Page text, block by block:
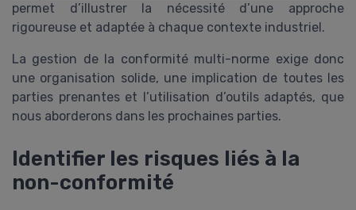
permet d’illustrer la nécessité d’une approche
rigoureuse et adaptée à chaque contexte industriel.
La gestion de la conformité multi-norme exige donc
une organisation solide, une implication de toutes les
parties prenantes et l’utilisation d’outils adaptés, que
nous aborderons dans les prochaines parties.
Identifier les risques liés à la
non-conformité